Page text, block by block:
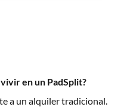
en un PadSplit?
a un alquiler tradicional.